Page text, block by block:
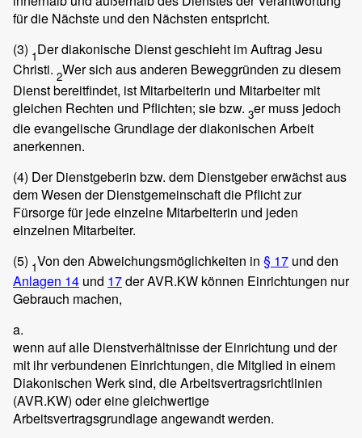
für die Nächste und den Nächsten entspricht.
(3) 1Der diakonische Dienst geschieht im Auftrag Jesu
Christi. 2Wer sich aus anderen Beweggründen zu diesem
Dienst bereitfindet, ist Mitarbeiterin und Mitarbeiter mit
gleichen Rechten und Pflichten; sie bzw. 3er muss jedoch
die evangelische Grundlage der diakonischen Arbeit
anerkennen.
(4) Der Dienstgeberin bzw. dem Dienstgeber erwächst aus
dem Wesen der Dienstgemeinschaft die Pflicht zur
Fürsorge für jede einzelne Mitarbeiterin und jeden
einzelnen Mitarbeiter.
(5) 1Von den Abweichungsmöglichkeiten in § 17 und den
Anlagen 14 und 17der AVR.KW können Einrichtungen nur
Gebrauch machen,
a.
wenn auf alle Dienstverhältnisse der Einrichtung und der
mit ihr verbundenen Einrichtungen, die Mitglied in einem
Diakonischen Werk sind, die Arbeitsvertragsrichtlinien
(AVR.KW) oder eine gleichwertige
Arbeitsvertragsgrundlage angewandt werden.